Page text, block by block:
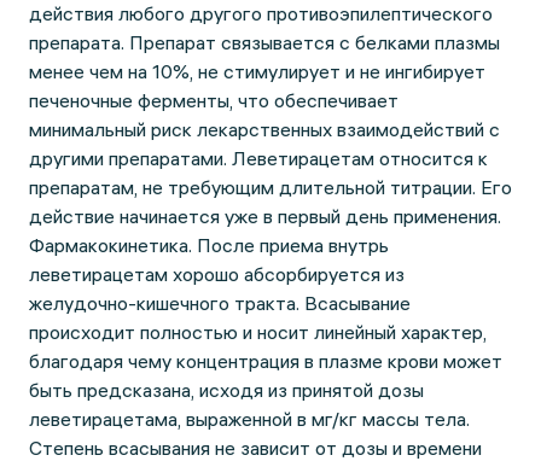
действия любого другого противоэпилептического
препарата. Препарат связывается с белками плазмы
менее чем на 10%, не стимулирует и не ингибирует
печеночные ферменты, что обеспечивает
минимальный риск лекарственных взаимодействий с
другими препаратами. Леветирацетам относится к
препаратам, не требующим длительной титрации. Его
действие начинается уже в первый день применения.
Фармакокинетика. После приема внутрь
леветирацетам хорошо абсорбируется из
желудочно-кишечного тракта. Всасывание
происходит полностью и носит линейный характер,
благодаря чему концентрация в плазме крови может
быть предсказана, исходя из принятой дозы
леветирацетама, выраженной в мг/кг массы тела.
Степень всасывания не зависит от дозы и времени